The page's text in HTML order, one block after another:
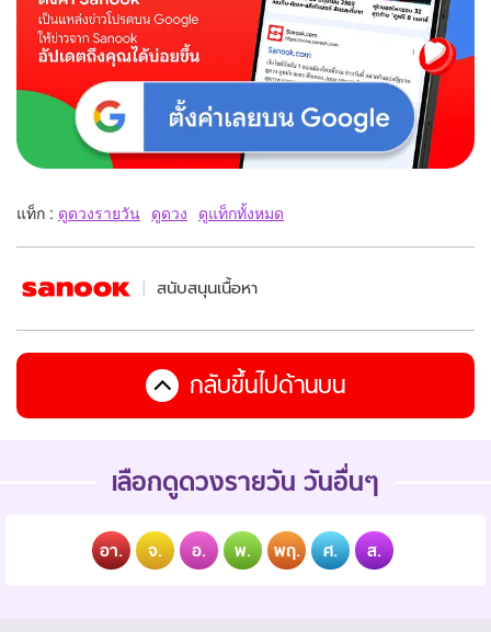
แท็ก : ดูดวงรายวัน ดูดวง ดูแท็กทั้งหมด
สนับสนุนเนื้อหา
กลับขึ้นไปด้านบน
เลือกดูดวงรายวัน วันอื่นๆ
อา. จ. อ. พ. พฤ. ศ. ส.